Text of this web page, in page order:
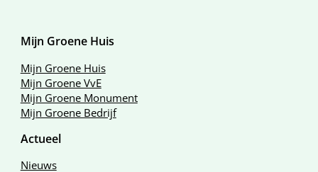
Mijn Groene Huis
Mijn Groene Huis
Mijn Groene VvE
Mijn Groene Monument
Mijn Groene Bedrijf
Actueel
Nieuws